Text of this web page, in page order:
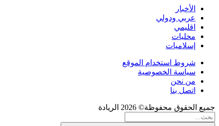
الأخبار
عربي ودولي
اقليمي
محليات
إسلاميات
شروط استخدام الموقع
سياسة الخصوصية
من نحن
اتصل بنا
جميع الحقوق محفوظة© 2026 الريادة